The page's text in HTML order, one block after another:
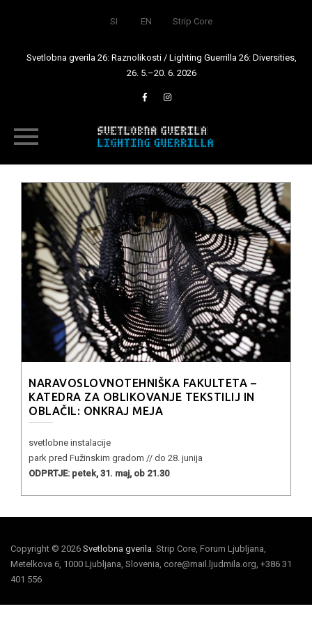
SI EN Strip Core
Svetlobna gverila 26: Raznolikosti / Lighting Guerrilla 26: Diversities,
26. 5.–20. 6. 2026
NARAVOSLOVNOTEHNIŠKA FAKULTETA –
KATEDRA ZA OBLIKOVANJE TEKSTILIJ IN
OBLAČIL: ONKRAJ MEJA
svetlobne instalacije
park pred Fužinskim gradom // do 28. junija
ODPRTJE: petek, 31. maj, ob 21.30
Copyright © 2026 Svetlobna gverila. Strip Core, Forum Ljubljana,
Metelkova 6, 1000 Ljubljana, Slovenia, core@mail.ljudmila.org, +386 31
401 556